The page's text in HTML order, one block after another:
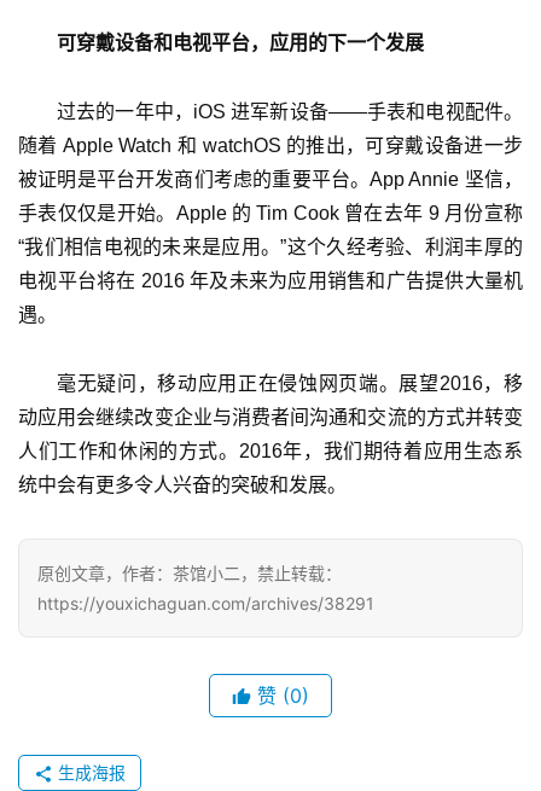
可穿戴设备和电视平台，应用的下一个发展
过去的一年中，iOS 进军新设备——手表和电视配件。
随着 Apple Watch 和 watchOS 的推出，可穿戴设备进一步
被证明是平台开发商们考虑的重要平台。App Annie 坚信，
手表仅仅是开始。Apple 的 Tim Cook 曾在去年 9 月份宣称
“我们相信电视的未来是应用。”这个久经考验、利润丰厚的
电视平台将在 2016 年及未来为应用销售和广告提供大量机
遇。
毫无疑问，移动应用正在侵蚀网页端。展望2016，移
动应用会继续改变企业与消费者间沟通和交流的方式并转变
人们工作和休闲的方式。2016年，我们期待着应用生态系
统中会有更多令人兴奋的突破和发展。
原创文章，作者：茶馆小二，禁止转载：
https://youxichaguan.com/archives/38291
赞 (0)
生成海报